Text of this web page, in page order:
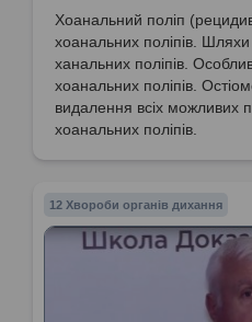
Хоанальний поліп
хоанальних поліпів.
ханальних поліпів.
хоанальних поліпів.
видалення всіх можливих
хоанальних поліпів.
12 Хвороби органів дихання